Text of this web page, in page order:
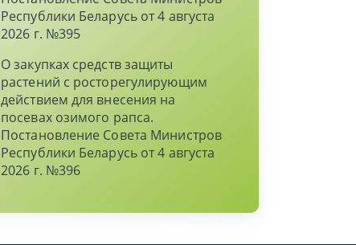
Республики Беларусь от 4 августа
2026 г. №395
О закупках средств защиты
растений с росторегулирующим
действием для внесения на
посевах озимого рапса.
Постановление Совета Министров
Республики Беларусь от 4 августа
2026 г. №396